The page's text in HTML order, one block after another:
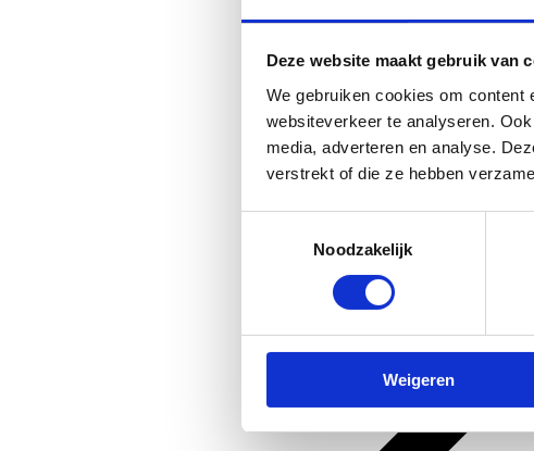
Deze website maakt gebruik van
We gebruiken cookies om content
websiteverkeer te analyseren.
media, adverteren en analyse.
verstrekt of die ze hebben
Noodzakelijk
Weigeren